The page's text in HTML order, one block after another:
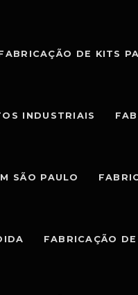
DE KITS
INDUSTRIAIS
SÃO PAULO
FABRICAÇÃO